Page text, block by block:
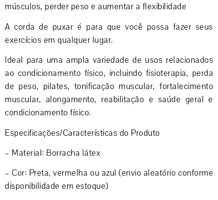
músculos, perder peso e aumentar a flexibilidade
A corda de puxar é para que você possa fazer seus
exercícios em qualquer lugar.
Ideal para uma ampla variedade de usos relacionados
ao condicionamento físico, incluindo fisioterapia, perda
de peso, pilates, tonificação muscular, fortalecimento
muscular, alongamento, reabilitação e saúde geral e
condicionamento físico.
Especificações/Características do Produto
– Material: Borracha látex
– Cor: Preta, vermelha ou azul (envio aleatório conforme
disponibilidade em estoque)